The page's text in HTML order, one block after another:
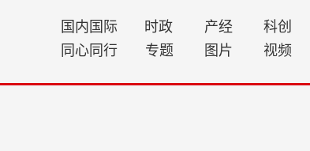
国内国际 时政 产经 科创
同心同行
专题 图片 视频